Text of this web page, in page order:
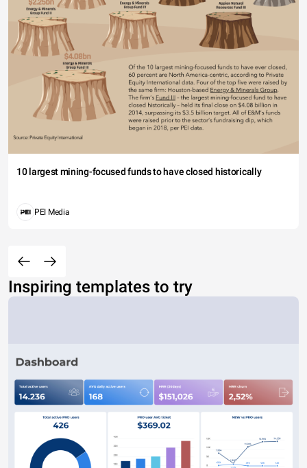
10 largest mining-focused funds to have closed historically
PEI Media
Inspiring templates to try